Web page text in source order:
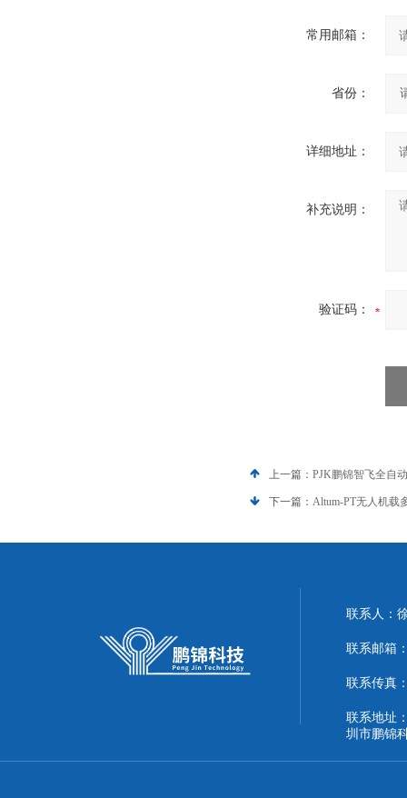
常用邮箱：
省份：
详细地址：
补充说明：
验证码：
上一篇： PJK鹏锦智飞全自
下一篇： Altum-PT无人机载
联系人：
联系邮箱
联系传真
联系地址
圳市鹏锦